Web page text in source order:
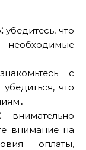
убедитесь, что
с
что
внимательно
внимание на
оплаты,